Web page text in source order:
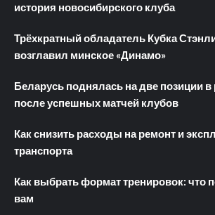
история новосибирского клуба
Трёхкратный обладатель Кубка
возглавил минское «Динамо»
Беларусь поднялась на две позиции
после успешных матчей клубов
Как снизить расходы на ремонт и
транспорта
Как выбрать формат тренировок: что
вам